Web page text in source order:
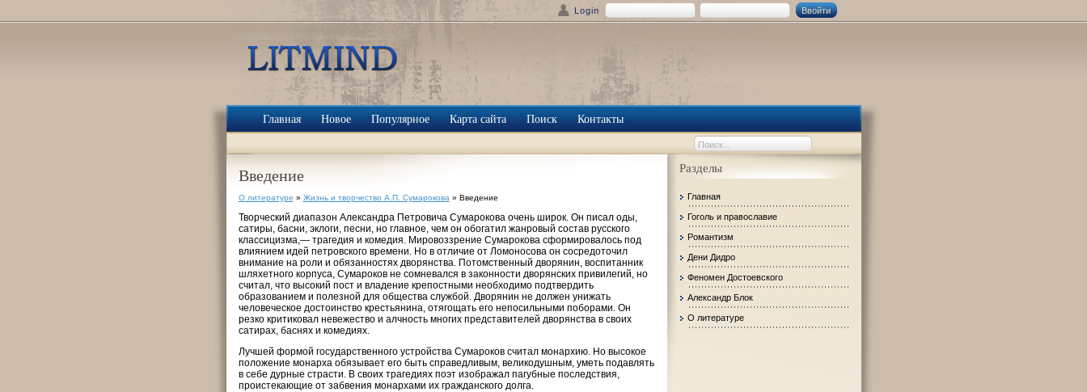
Login
Главная Новое Популярное Карта сайта Поиск Контакты
Введение
О литературе » Жизнь и творчество А.П. Сумарокова » Введение
Творческий диапазон Александра Петровича Сумарокова очень широк. Он писал оды,
сатиры, басни, эклоги, песни, но главное, чем он обогатил жанровый состав русского
классицизма,— трагедия и комедия. Мировоззрение Сумарокова сформировалось под
влиянием идей петровского времени. Но в отличие от Ломоносова он сосредоточил
внимание на роли и обязанностях дворянства. Потомственный дворянин, воспитанник
шляхетного корпуса, Сумароков не сомневался в законности дворянских привилегий, но
считал, что высокий пост и владение крепостными необходимо подтвердить
образованием и полезной для общества службой. Дворянин не должен унижать
человеческое достоинство крестьянина, отягощать его непосильными поборами. Он
резко критиковал невежество и алчность многих представителей дворянства в своих
сатирах, баснях и комедиях.
Лучшей формой государственного устройства Сумароков считал монархию. Но высокое
положение монарха обязывает его быть справедливым, великодушным, уметь подавлять
в себе дурные страсти. В своих трагедиях поэт изображал пагубные последствия,
проистекающие от забвения монархами их гражданского долга.
Разделы
Главная
Гоголь и православие
Романтизм
Дени Дидро
Феномен Достоевского
Александр Блок
О литературе